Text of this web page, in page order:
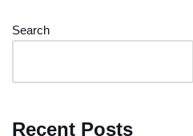
Search
Recent Posts